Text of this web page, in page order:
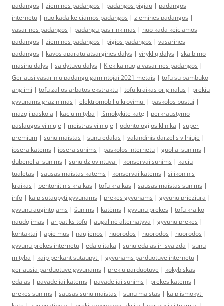
padangos | ziemines padangos | padangos pigiau | padangos
internetu | nuo kada keiciamos padangos | ziemines padangos |
vasarines padangos | padangu pasirinkimas | nuo kada keiciamos
padangos | ziemines padangos | pigios padangos | vasarines
padangos | kavos aparatu atsargines dalys | viryklių dalys | skalbimo
masinu dalys | saldytuvu dalys | Kiek kainuoja vasarines padangos |
Geriausi vasariniu padangu gamintojai 2021 metais | tofu su bambuko
anglimi | tofu zalios arbatos ekstraktu | tofu kraikas originalus | prekiu
gyvunams grazinimas | elektromobiliu krovimui | paskolos bustui |
mazoji paskola | kaciu mityba | išmokykite katę | perkraustymo
paslaugos vilniuje | meistras vilniuje | odontologijos klinika | super
premium | sunu maistas | sunu edalas | valandinis darzelis vilniuje |
josera katems | josera sunims | paskolos internetu | guoliai sunims |
dubeneliai sunims | sunu dziovintuvai | konservai sunims | kaciu
tualetas | sausas maistas katems | konservai katems | silikoninis
kraikas | bentonitinis kraikas | tofu kraikas | sausas maistas sunims |
info | kaip sutaupyti gyvunams | prekes gyvunams | gyvunu prieziura |
gyvunu augintojams | šunims | katėms | gyvunu prekes | tofu kraiko
naudojimas | ar patiks tofu | augalinė alternatyva | gyvunu prekes |
kontaktai | apie mus | naujienos | nuorodos | nuorodos | nuorodos |
gyvunu prekes internetu | edalo itaka | sunu edalas ir isvaizda | sunu
mityba | kaip perkant sutaupyti | gyvunams parduotuve internetu |
geriausia parduotuve gyvunams | prekiu parduotuve | kokybiskas
edalas | pavadeliai katems | pavadeliai sunims | prekes katems |
prekes sunims | sausas sunu maistas | sunu maistas | kaip ismokyti